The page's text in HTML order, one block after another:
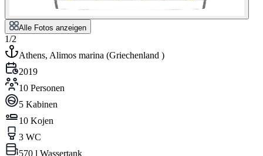
Alle Fotos anzeigen
1/2
Athens, Alimos marina (Griechenland )
2019
10 Personen
5 Kabinen
10 Kojen
3 WC
570 l Wassertank